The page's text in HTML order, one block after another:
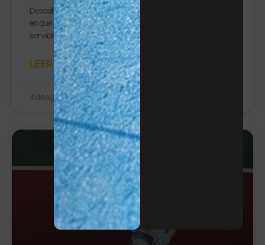
Descubre qué es un ace en tenis, cuándo se considera válido,
en qué se diferencia de un saque ganador y cómo mejorar tu
servicio para conseguir más puntos directos.
LEER MÁS »
4 de agosto de 2026